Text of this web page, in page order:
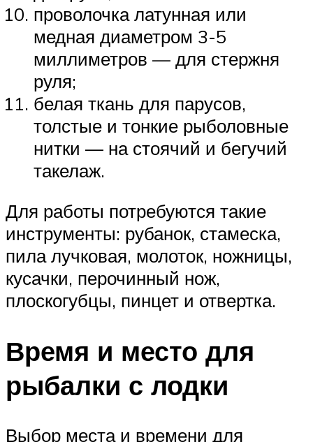
проволочка латунная или
медная диаметром 3-5
миллиметров — для стержня
руля;
белая ткань для парусов,
толстые и тонкие рыболовные
нитки — на стоячий и бегучий
такелаж.
Для работы потребуются такие
инструменты: рубанок, стамеска,
пила лучковая, молоток, ножницы,
кусачки, перочинный нож,
плоскогубцы, пинцет и отвертка.
Время и место для
рыбалки с лодки
Выбор места и времени для